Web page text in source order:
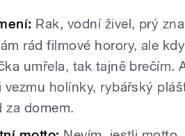
Rak, vodní živel, prý
rád filmové horory, ale
umřela, tak tajně brečím.
vezmu holínky, rybářský
za domem.